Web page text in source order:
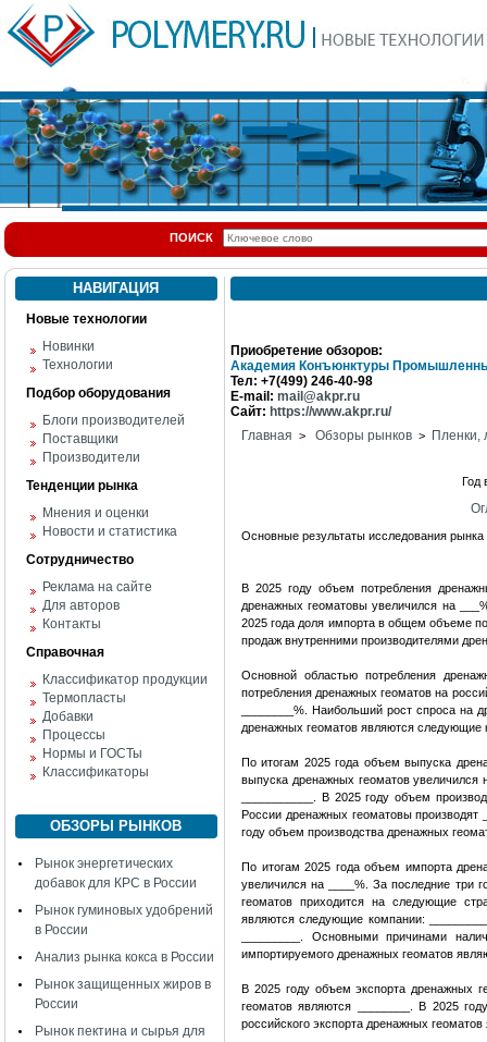
ПОИСК
НАВИГАЦИЯ
Новые технологии
Новинки
Технологии
Подбор оборудования
Блоги производителей
Поставщики
Производители
Тенденции рынка
Мнения и оценки
Новости и статистика
Сотрудничество
Реклама на сайте
Для авторов
Контакты
Справочная
Классификатор продукции
Термопласты
Добавки
Процессы
Нормы и ГОСТы
Классификаторы
ОБЗОРЫ РЫНКОВ
Рынок энергетических
добавок для КРС в России
Рынок гуминовых удобрений
в России
Анализ рынка кокса в России
Рынок защищенных жиров в
России
Рынок пектина и сырья для
Приобретение обзоров:
Академия Конъюнктуры
Тел: +7(499) 246-40-98
E-mail: mail@akpr.ru
Сайт: https://www.akpr.ru/
Главная > Обзоры рынков > Пленки,
Год
Основные результаты исследования
В 2025 году объем потребления
дренажных геоматовы увеличился на
2025 года доля импорта в общем объеме
продаж внутренними производителями
Основной областью потребления
потребления дренажных геоматов на
________%. Наибольший рост спроса на
дренажных геоматов являются следующие
По итогам 2025 года объем выпуска
выпуска дренажных геоматов увеличился
___________. В 2025 году объем
России дренажных геоматовы производят
году объем производства дренажных
По итогам 2025 года объем импорта
увеличился на ____%. За последние три
геоматов приходится на следующие
являются следующие компании:
_________. Основными причинами
импортируемого дренажных геоматов
В 2025 году объем экспорта дренажных
геоматов являются ________. В 2025
российского экспорта дренажных